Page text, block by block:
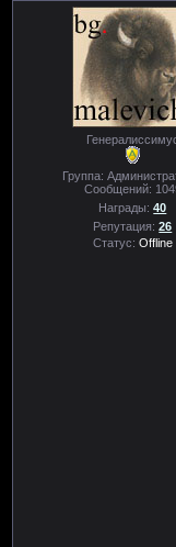
Группа:
Сообщений:
Награды:40
Репутация:26
Статус: Offline